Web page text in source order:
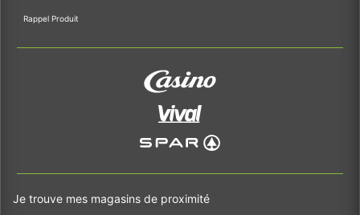
Rappel Produit
Je trouve mes magasins de proximité